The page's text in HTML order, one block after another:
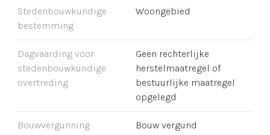
Stedenbouwkundige
bestemming
Woongebied
Dagvaarding voor
stedenbouwkundige
overtreding
Geen rechterlijke
herstelmaatregel of
bestuurlijke maatregel
opgelegd
Bouwvergunning Bouw vergund